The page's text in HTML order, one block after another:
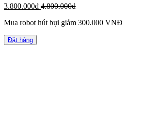
3.800.000đ 4.800.000đ
Mua robot hút bụi giảm 300.000 VNĐ
Đặt hàng